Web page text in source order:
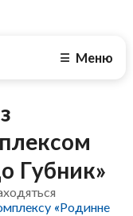
☰ Меню
Губник»
«Родинне